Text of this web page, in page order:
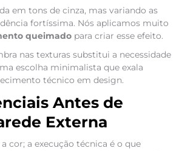
em tons de cinza, mas variando as
fortíssima. Nós aplicamos muito
queimadopara criar esse efeito.
nas texturas substitui a necessidade
escolha minimalista que exala
técnico em design.
Antes de
Externa
cor; a execução técnica é o que